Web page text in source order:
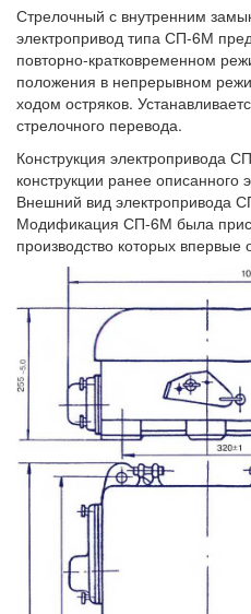
Стрелочный с внутренним
электропривод типа СП-6М
повторно-кратковременном
положения в непрерывном
ходом остряков.
стрелочного перевода.
Конструкция электропривода
конструкции ранее описанного
Внешний вид электропривода
Модификация СП-6М была
производство которых впервые